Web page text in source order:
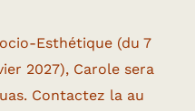
Esthétique (du 7
2027), Carole sera
Contactez la au